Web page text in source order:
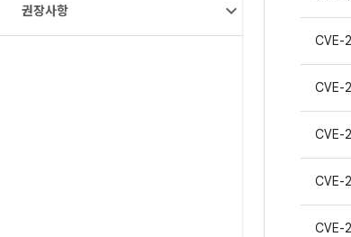
권장사항
CVE-
CVE-
CVE-
CVE-
CVE-